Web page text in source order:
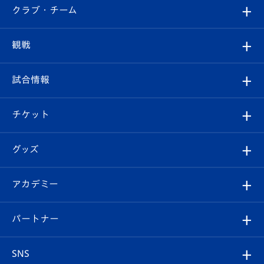
すべて
クラブ
試合情報
チケット
イベント
メディア
クラブ・チーム
クラブ概要
エンブレム紹介
スタッフプロフィール
マスコット紹介
観戦
観戦ルール
はじめての観戦ガイド
Revive Team
ヴィヴィくんの長崎おもてなしガイド
試合情報
試合日程/結果
フォトギャラリー
スタジアムグルメ
チケット
チケット
V-LOVERS（ファンクラブ）
プレイヤーズスイート
グッズ
オンラインショップ
店舗情報
アカデミー
育成からのお知らせ
パートナー
SNS